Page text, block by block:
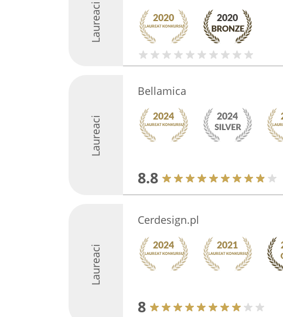
Laureaci
Laureaci
Bellamica
8.8
Laureaci
Cerdesign.pl
8